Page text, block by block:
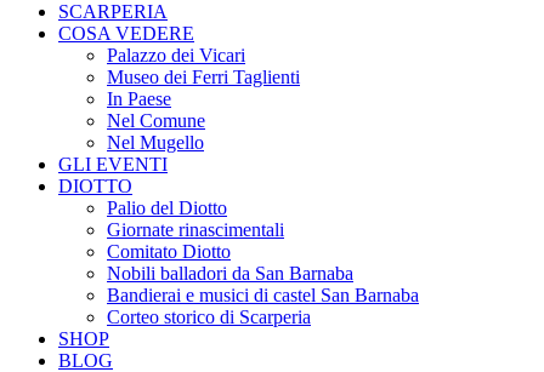
SCARPERIA
COSA VEDERE
Palazzo dei Vicari
Museo dei Ferri Taglienti
In Paese
Nel Comune
Nel Mugello
GLI EVENTI
DIOTTO
Palio del Diotto
Giornate rinascimentali
Comitato Diotto
Nobili balladori da San Barnaba
Bandierai e musici di castel San Barnaba
Corteo storico di Scarperia
SHOP
BLOG